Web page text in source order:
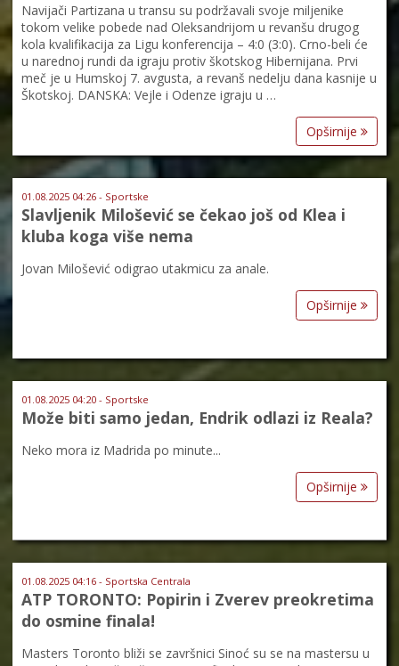
Navijači Partizana u transu su podržavali svoje miljenike
tokom velike pobede nad Oleksandrijom u revanšu drugog
kola kvalifikacija za Ligu konferencija – 4:0 (3:0). Crno-beli će
u narednoj rundi da igraju protiv škotskog Hibernijana. Prvi
meč je u Humskoj 7. avgusta, a revanš nedelju dana kasnije u
Škotskoj. DANSKA: Vejle i Odenze igraju u …
Opširnije
01.08.2025 04:26 - Sportske
Slavljenik Milošević se čekao još od Klea i
kluba koga više nema
Jovan Milošević odigrao utakmicu za anale.
Opširnije
01.08.2025 04:20 - Sportske
Može biti samo jedan, Endrik odlazi iz Reala?
Neko mora iz Madrida po minute...
Opširnije
01.08.2025 04:16 - Sportska Centrala
ATP TORONTO: Popirin i Zverev preokretima
do osmine finala!
Masters Toronto bliži se završnici Sinoć su se na mastersu u